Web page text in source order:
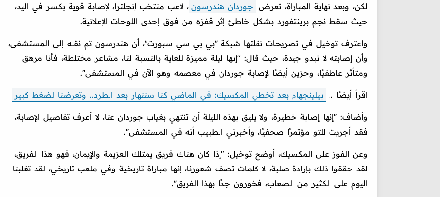
لكن، وبعد نهاية المباراة، تعرض جوردان هندرسون ، لاعب منتخب إنجلترا، لإصابة قوية بكسر في اليد،
حيث سقط نجم برينتفورد بشكل خاطئ إثر قفزه من فوق إحدى اللوحات الإعلانية.
واعترف توخيل في تصريحات نقلتها شبكة ''بي بي سي سبورت''، أن هندرسون تم نقله إلى المستشفى،
وأن إصابته لا تبدو جيدة، حيث قال: "إنها ليلة مميزة للغاية بالنسبة لنا، مشاعر مختلطة، فأنا مرهق
ومتأثر عاطفيًا، وحزين أيضًا لإصابة جوردان في معصمه وهو الآن في المستشفى''.
اقرأ أيضًا .. بيلينجهام بعد تخطي المكسيك: في الماضي كنا سننهار بعد الطرد.. وتعرضنا لضغط كبير
وأضاف: ''إنها إصابة خطيرة، ولا يليق بهذه الليلة أن تنتهي بغياب جوردان عنا، لا أعرف تفاصيل الإصابة،
فقد أجريت للتو مؤتمرًا صحفيًا، وأخبرني الطبيب أنه في المستشفى''.
وعن الفوز على المكسيك، أوضح توخيل: "إذا كان هناك فريق يمتلك العزيمة والإيمان، فهو هذا الفريق،
لقد حققوا ذلك بإرادة صلبة، لا كلمات تصف شعورنا، إنها مباراة تاريخية وفي ملعب تاريخي، لقد تغلبنا
اليوم على الكثير من الصعاب، فخورون جدًا بهذا الفريق''.